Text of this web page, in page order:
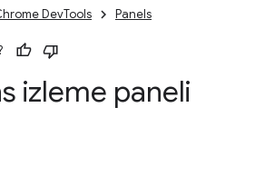
DevTools Panels
izleme paneli